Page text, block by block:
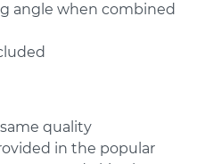
angle when combined
quality
in the popular